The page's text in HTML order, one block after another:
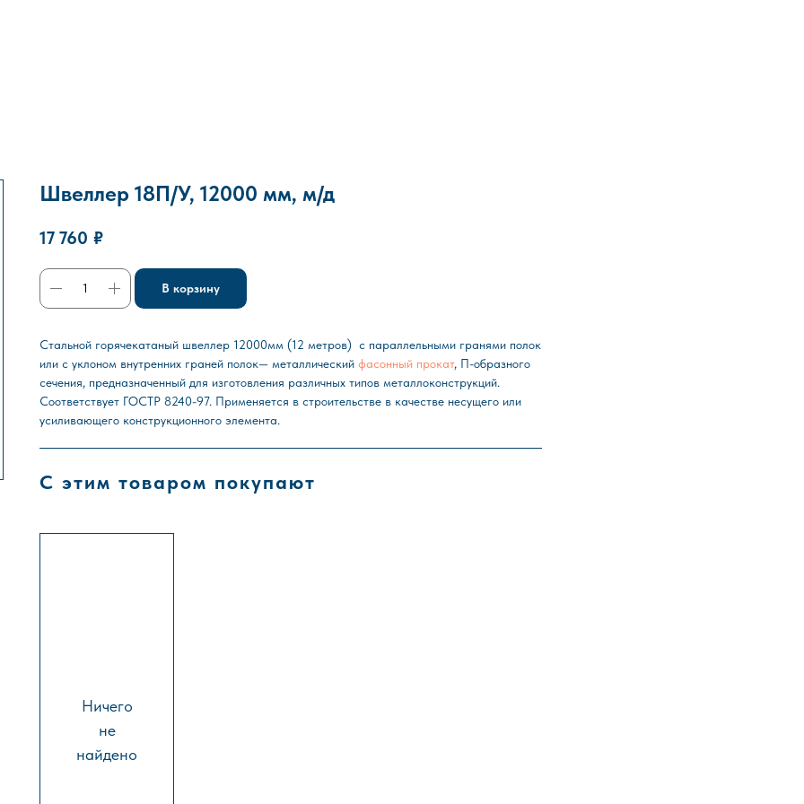
Швеллер 18П/У, 12000 мм, м/д
17 760 ₽
В корзину
Стальной горячекатаный швеллер 12000мм (12 метров) с параллельными гранями полок
или с уклоном внутренних граней полок— металлический фасонный прокат, П-образного
сечения, предназначенный для изготовления различных типов металлоконструкций.
Соответствует ГОСТР 8240-97. Применяется в строительстве в качестве несущего или
усиливающего конструкционного элемента.
С этим товаром покупают
Ничего
не
найдено